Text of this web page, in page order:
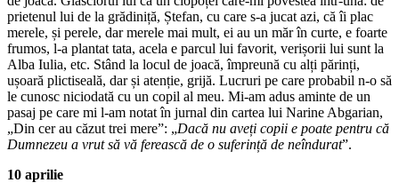
prietenul lui de la grădiniță, Ștefan, cu care s-a jucat azi, că îi plac
merele, și perele, dar merele mai mult, ei au un măr în curte, e foarte
frumos, l-a plantat tata, acela e parcul lui favorit, verișorii lui sunt la
Alba Iulia, etc. Stând la locul de joacă, împreună cu alți părinți,
ușoară plictiseală, dar și atenție, grijă. Lucruri pe care probabil n-o să
le cunosc niciodată cu un copil al meu. Mi-am adus aminte de un
pasaj pe care mi l-am notat în jurnal din cartea lui Narine Abgarian,
„Din cer au căzut trei mere”: „Dacă nu aveți copii e poate pentru că
Dumnezeu a vrut să vă ferească de o suferință de neîndurat”.
10 aprilie